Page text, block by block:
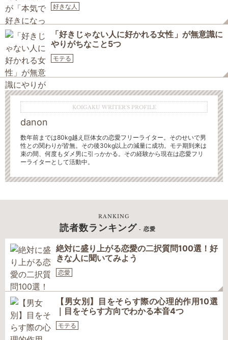
好きな人
「好きじゃない人に好かれる女性」が無意識に
やりがちなこと5つ
モテる
KOIGAKU WRITER'S PROFILE
danon
数年前までは80kg越え巨体女の恋愛フリーライター。そのせいで男
性との関わりが皆無。 その後30kg以上の減量に成功。モテ期到来は
束の間、何度もダメ男に引っかかる。その経験から現在は恋愛フリ
ーライターとして活動中。
RANKING
読者数ランキング - 恋愛
絶対に盛り上がる恋愛の二択質問100選！好
きな人に聞いてみよう
恋愛
【男女別】目をそらす際の心理的作用10選
｜目をそらす方向でわかる本音4つ
モテる